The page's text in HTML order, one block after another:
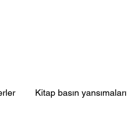
Kitap basın yansımaları